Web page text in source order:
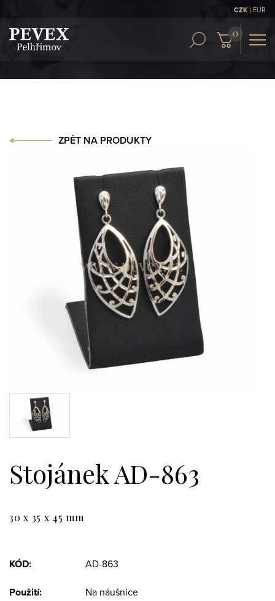
CZK | EUR
ZPĚT NA PRODUKTY
Stojánek AD-863
30 x 35 x 45 mm
KÓD: AD-863
Použití: Na náušnice